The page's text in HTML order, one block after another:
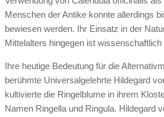
Menschen der Antike konnte allerdings
bewiesen werden. Ihr Einsatz in der
Mittelalters hingegen ist wissenschaftlich
Ihre heutige Bedeutung für die
berühmte Universalgelehrte Hildegard
kultivierte die Ringelblume in ihrem
Namen Ringella und Ringula. Hildegard